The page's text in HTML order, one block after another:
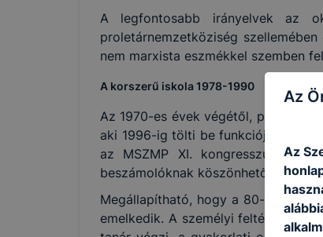
A legfontosabb irányelvek az
proletárnemzetköziség
nem marxista eszmékkel szemben
A korszerű iskola 1978-1990
Az 1970-es évek végétől, pontosan
aki 1996-ig tölti be funkcióját. Az
az MSZMP XI.
beszámolóknak köszönhető,
Megállapítható, hogy a 80-as évek
emelkedik. A személyi feltételek is
Az
Az